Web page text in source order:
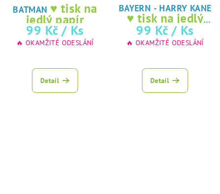
BATMAN ♥ tisk na
jedlý papír
99 Kč / Ks
🔥 OKAMŽITÉ ODESLÁNÍ
Detail
BAYERN - HARRY KANE
♥ tisk na jedlý
papír
99 Kč / Ks
🔥 OKAMŽITÉ ODESLÁNÍ
Detail